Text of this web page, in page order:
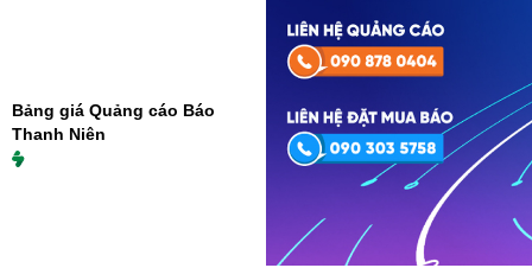
Bảng giá Quảng cáo Báo
Thanh Niên